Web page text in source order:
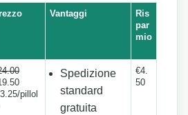
Vantaggi
Ris
par
mio
pillol
Spedizione
standard
gratuita
€4.
50